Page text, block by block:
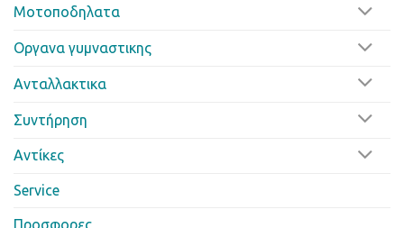
Μοτοποδηλατα
Οργανα γυμναστικης
Ανταλλακτικα
Συντήρηση
Αντίκες
Service
Προσφορες